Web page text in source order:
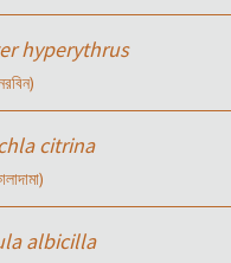
hyperythrus
citrina
albicilla